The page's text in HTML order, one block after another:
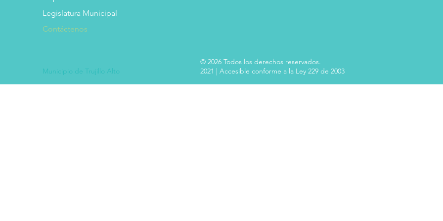
Legislatura Municipal
Contáctenos
Municipio de Trujillo Alto
© 2026 Todos los derechos reservados.
2021 | Accesible conforme a la Ley 229 de 2003